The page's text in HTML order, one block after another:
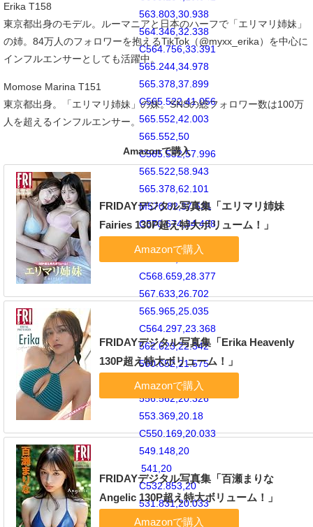
563.803,30.938
564.346,32.338
C564.756,33.391
565.244,34.978
565.378,37.899
C565.522,41.056
565.552,42.003
565.552,50
C565.552,57.996
565.522,58.943
565.378,62.101
M570.82,37.631
C570.674,34.438
C568.659,28.377
567.633,26.702
565.965,25.035
C564.297,23.368
562.623,22.342
560.652,21.575
C558.743,20.834
556.562,20.326
553.369,20.18
C550.169,20.033
549.148,20
541,20
C532.853,20
531.831,20.033
528.631,20.18
Erika T158
東京都出身のモデル。ルーマニアと日本のハーフで「エリマリ姉妹」
の姉。84万人のフォロワーを抱えるTikTok（@myxx_erika）を中心に
インフルエンサーとしても活躍中。
Momose Marina T151
東京都出身。「エリマリ姉妹」の妹。SNSの総フォロワー数は100万
人を超えるインフルエンサー。
Amazonで購入
FRIDAYデジタル写真集「エリマリ姉妹
Fairies 130P超え特大ボリューム！」
FRIDAYデジタル写真集「Erika Heavenly
130P超え特大ボリューム！」
FRIDAYデジタル写真集「百瀬まりな
Angelic 130P超え特大ボリューム！」